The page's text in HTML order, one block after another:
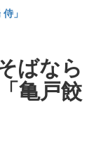
」
ばなら
亀戸餃